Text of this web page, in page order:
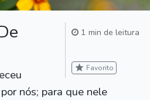
1 min de leitura
star Favorito
nós; para que nele